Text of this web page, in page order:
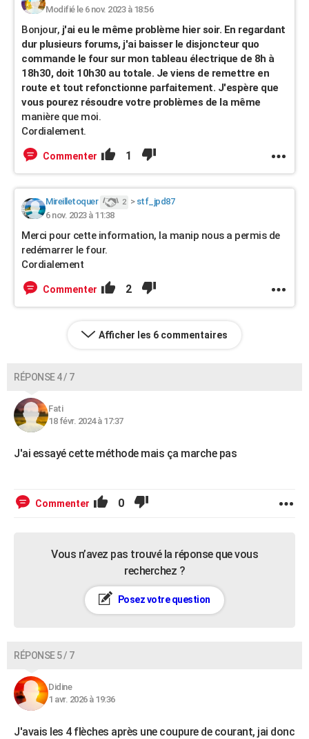
Modifié le 6 nov. 2023 à 18:56
Bonjour, j'ai eu le même problème hier soir. En regardant
dur plusieurs forums, j'ai baisser le disjoncteur quo
commande le four sur mon tableau électrique de 8h à
18h30, doit 10h30 au totale. Je viens de remettre en
route et tout refonctionne parfaitement. J'espère que
vous pourez résoudre votre problèmes de la même
manière que moi.
Cordialement.
Commenter 1
Mireilletoquer 2 > stf_jpd87
6 nov. 2023 à 11:38
Merci pour cette information, la manip nous a permis de
redémarrer le four.
Cordialement
Commenter 2
Afficher les 6 commentaires
RÉPONSE 4 / 7
Fati
18 févr. 2024 à 17:37
J'ai essayé cette méthode mais ça marche pas
Commenter 0
Vous n’avez pas trouvé la réponse que vous
recherchez ?
Posez votre question
RÉPONSE 5 / 7
Didine
1 avr. 2026 à 19:36
J'avais les 4 flèches après une coupure de courant, jai donc